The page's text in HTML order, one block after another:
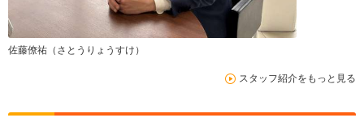
佐藤僚祐（さとうりょうすけ）
スタッフ紹介をもっと見る